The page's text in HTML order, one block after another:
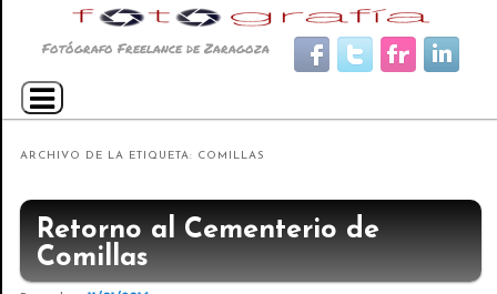
Fotógrafo Freelance de Zaragoza
Ir al contenido principal
Ir al contenido secundario
ARCHIVO DE LA ETIQUETA: COMILLAS
Retorno al Cementerio de
Comillas